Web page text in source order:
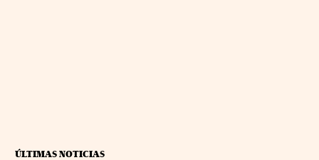
ÚLTIMAS NOTICIAS